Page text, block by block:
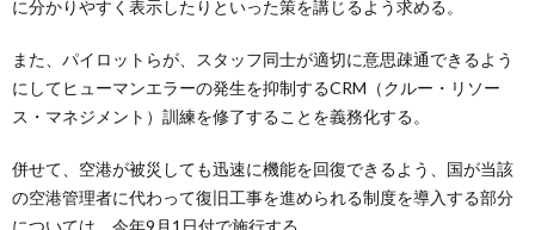
に分かりやすく表示したりといった策を講じるよう求める。
また、パイロットらが、スタッフ同士が適切に意思疎通できるよう
にしてヒューマンエラーの発生を抑制するCRM（クルー・リソー
ス・マネジメント）訓練を修了することを義務化する。
併せて、空港が被災しても迅速に機能を回復できるよう、国が当該
の空港管理者に代わって復旧工事を進められる制度を導入する部分
については、今年9月1日付で施行する。